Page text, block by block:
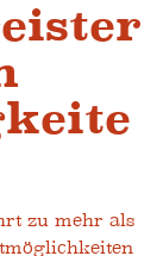
zu mehr als